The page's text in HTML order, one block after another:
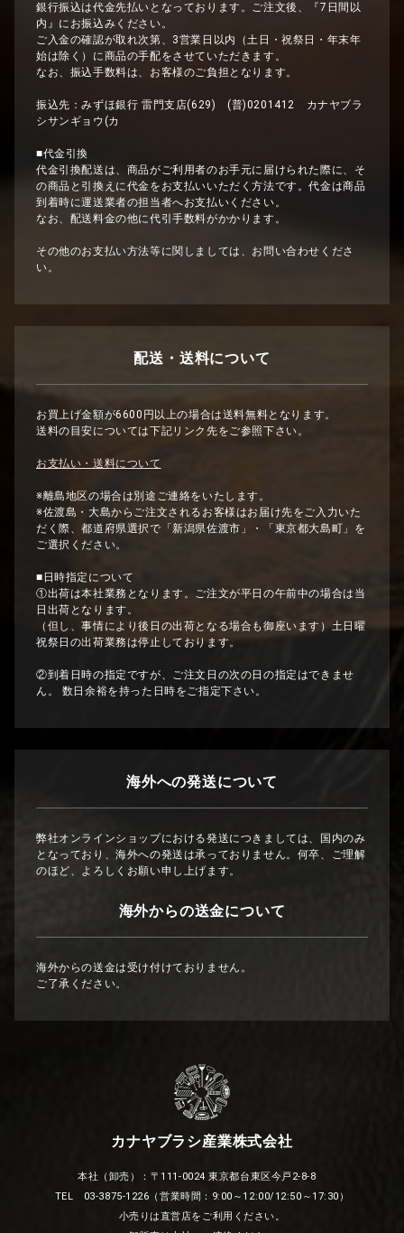
銀行振込は代金先払いとなっております。ご注文後、『7日間以
内』にお振込みください。
ご入金の確認が取れ次第、3営業日以内（土日・祝祭日・年末年
始は除く）に商品の手配をさせていただきます。
なお、振込手数料は、お客様のご負担となります。
振込先：みずほ銀行 雷門支店(629) (普)0201412 カナヤブラ
シサンギョウ(カ
■代金引換
代金引換配送は、商品がご利用者のお手元に届けられた際に、そ
の商品と引換えに代金をお支払いいただく方法です。代金は商品
到着時に運送業者の担当者へお支払いください。
なお、配送料金の他に代引手数料がかかります。
その他のお支払い方法等に関しましては、お問い合わせくださ
い。
配送・送料について
お買上げ金額が6600円以上の場合は送料無料となります。
送料の目安については下記リンク先をご参照下さい。
お支払い・送料について
※離島地区の場合は別途ご連絡をいたします。
※佐渡島・大島からご注文されるお客様はお届け先をご入力いた
だく際、都道府県選択で「新潟県佐渡市」・「東京都大島町」を
ご選択ください。
■日時指定について
①出荷は本社業務となります。ご注文が平日の午前中の場合は当
日出荷となります。
（但し、事情により後日の出荷となる場合も御座います）土日曜
祝祭日の出荷業務は停止しております。
②到着日時の指定ですが、ご注文日の次の日の指定はできませ
ん。 数日余裕を持った日時をご指定下さい。
海外への発送について
弊社オンラインショップにおける発送につきましては、国内のみ
となっており、海外への発送は承っておりません。何卒、ご理解
のほど、よろしくお願い申し上げます。
海外からの送金について
海外からの送金は受け付けておりません。
ご了承ください。
カナヤブラシ産業株式会社
本社（卸売）：〒111-0024 東京都台東区今戸2-8-8
TEL 03-3875-1226（営業時間：9:00～12:00/12:50～17:30）
小売りは直営店をご利用ください。